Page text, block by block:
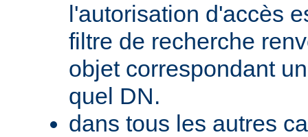
l'autorisation d'accès
filtre de recherche
objet correspondant
quel DN.
dans tous les autres